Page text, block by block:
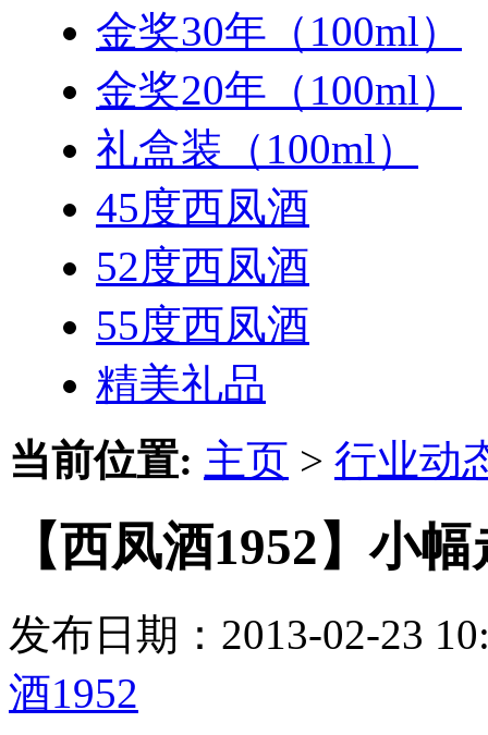
金奖30年（100ml）
金奖20年（100ml）
礼盒装（100ml）
45度西凤酒
52度西凤酒
55度西凤酒
精美礼品
当前位置: 主页 > 行业动
【西凤酒1952】小
发布日期：2013-02-23
酒1952